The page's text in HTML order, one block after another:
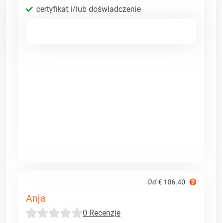
certyfikat i/lub doświadczenie
Od € 106.40
Anja
0 Recenzje